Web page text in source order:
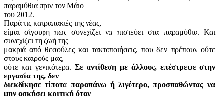
παραμύθια πριν τον Μάιο
του 2012.
Παρά τις κατραπακιές της νέας,
είμαι σίγουρη πως συνεχίζει να πιστεύει στα παραμύθια. Και
συνεχίζει τη ζωή της
μακριά από θεσούλες και τακτοποιήσεις, που δεν πρέπουν ούτε
στους καιρούς μας,
ούτε και γενικότερα. Σε αντίθεση με άλλους, επέστρεψε στην
εργασία της, δεν
διεκδίκησε τίποτα παραπάνω ή λιγότερο, προσπαθώντας να
μην ασκήσει κριτική όταν